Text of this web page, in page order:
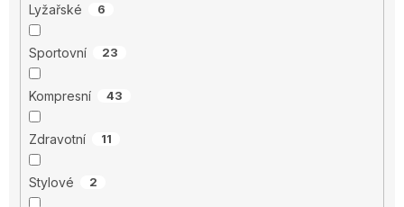
Lyžařské 6
Sportovní 23
Kompresní 43
Zdravotní 11
Stylové 2